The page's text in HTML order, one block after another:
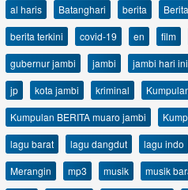
al haris Batanghari berita
berita terkini
covid-19 en film
gubernur jambi
jambi jambi hari ini
jp
kota jambi kriminal
Kumpulan BERITA muaro jambi
lagu barat
lagu dangdut lagu indo
Merangin
mp3 musik musik